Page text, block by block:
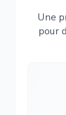
Une
pour